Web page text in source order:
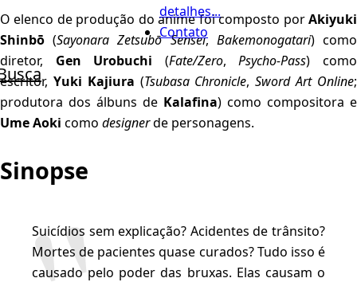
detalhes...
Contato
O elenco de produção do anime foi composto porAkiyuki
Shinbō (Sayonara Zetsubō Sensei, Bakemonogatari) como
diretor, Gen Urobuchi (Fate/Zero,Psycho-Pass) como
escritor, Yuki Kajiura (Tsubasa Chronicle,Sword Art Online;
produtora dos álbuns de Kalafina) como compositora e
Ume Aoki como designerde personagens.
Sinopse
Suicídios sem explicação? Acidentes de trânsito?
Mortes de pacientes quase curados? Tudo isso é
causado pelo poder das bruxas. Elas causam o